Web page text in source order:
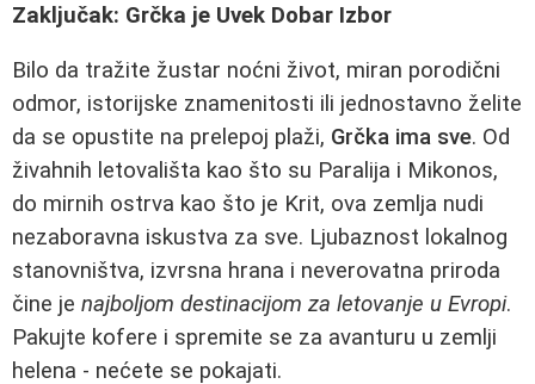
Zaključak: Grčka je Uvek Dobar Izbor
Bilo da tražite žustar noćni život, miran porodični
odmor, istorijske znamenitosti ili jednostavno želite
da se opustite na prelepoj plaži, Grčka ima sve. Od
živahnih letovališta kao što su Paralija i Mikonos,
do mirnih ostrva kao što je Krit, ova zemlja nudi
nezaboravna iskustva za sve. Ljubaznost lokalnog
stanovništva, izvrsna hrana i neverovatna priroda
čine je najboljom destinacijom za letovanje u Evropi.
Pakujte kofere i spremite se za avanturu u zemlji
helena - nećete se pokajati.